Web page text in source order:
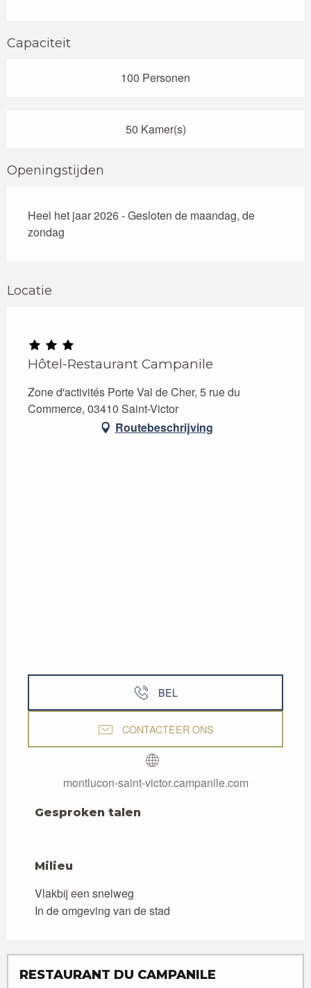
Capaciteit
100 Personen
50 Kamer(s)
Openingstijden
Heel het jaar 2026 - Gesloten de maandag, de
zondag
Locatie
Hôtel-Restaurant Campanile
Zone d'activités Porte Val de Cher, 5 rue du
Commerce, 03410 Saint-Victor
Routebeschrijving
BEL
CONTACTEER ONS
montlucon-saint-victor.campanile.com
Gesproken talen
Gesproken talen
Milieu
Milieu
Vlakbij een snelweg
In de omgeving van de stad
RESTAURANT DU CAMPANILE